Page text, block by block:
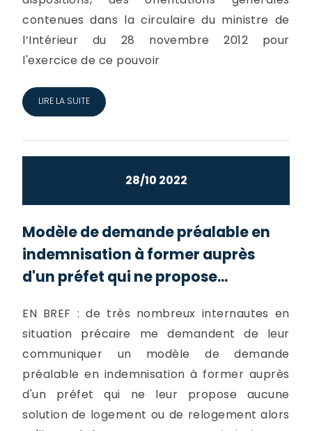
contenues dans la circulaire du ministre de
l’Intérieur du 28 novembre 2012 pour
l'exercice de ce pouvoir
LIRE LA SUITE
28/10 2022
Modèle de demande préalable en
indemnisation à former auprès
d'un préfet qui ne propose...
EN BREF : de très nombreux internautes en
situation précaire me demandent de leur
communiquer un modèle de demande
préalable en indemnisation à former auprès
d'un préfet qui ne leur propose aucune
solution de logement ou de relogement alors